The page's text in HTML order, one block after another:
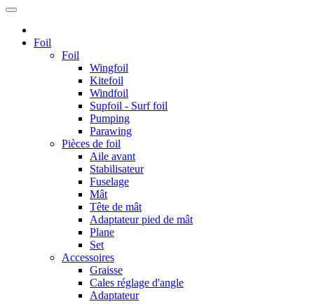
Foil
Foil
Wingfoil
Kitefoil
Windfoil
Supfoil - Surf foil
Pumping
Parawing
Pièces de foil
Aile avant
Stabilisateur
Fuselage
Mât
Tête de mât
Adaptateur pied de mât
Plane
Set
Accessoires
Graisse
Cales réglage d'angle
Adaptateur